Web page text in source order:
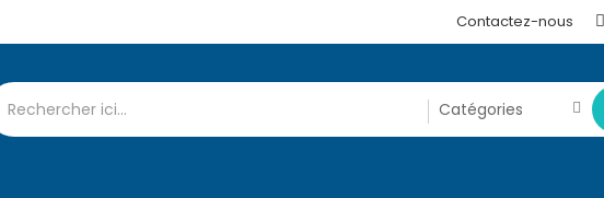
Contactez-nous 